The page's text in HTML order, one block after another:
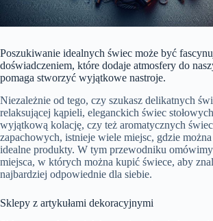
Poszukiwanie idealnych świec może być
doświadczeniem, które dodaje atmosfery do
pomaga stworzyć wyjątkowe nastroje.
Niezależnie od tego, czy szukasz delikatnych
relaksującej kąpieli, eleganckich świec
wyjątkową kolację, czy też aromatycznych
zapachowych, istnieje wiele miejsc, gdzie
idealne produkty. W tym przewodniku
miejsca, w których można kupić świece, aby
najbardziej odpowiednie dla siebie.
Sklepy z artykułami dekoracyjnymi